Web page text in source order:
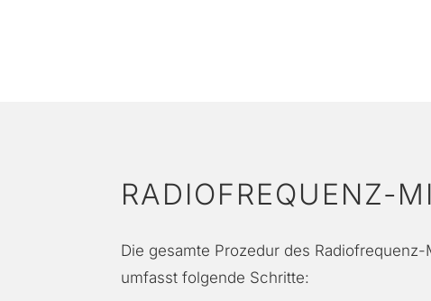
RADIOFREQUENZ-
Die gesamte Prozedur des
umfasst folgende Schritte: